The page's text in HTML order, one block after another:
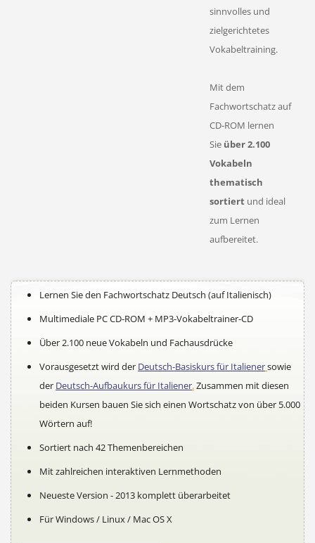
sinnvolles und
zielgerichtetes
Vokabeltraining.
Mit dem
Fachwortschatz auf
CD-ROM lernen
Sie über 2.100
Vokabeln
thematisch
sortiertund ideal
zum Lernen
aufbereitet.
Lernen Sie den Fachwortschatz Deutsch (auf Italienisch)
Multimediale PC CD-ROM + MP3-Vokabeltrainer-CD
Über 2.100 neue Vokabeln und Fachausdrücke
Vorausgesetzt wird der Deutsch-Basiskurs für Italienersowie
der Deutsch-Aufbaukurs für Italiener.Zusammen mit diesen
beiden Kursen bauen Sie sich einen Wortschatz von über 5.000
Wörtern auf!
Sortiert nach 42 Themenbereichen
Mit zahlreichen interaktiven Lernmethoden
Neueste Version - 2013 komplett überarbeitet
Für Windows / Linux / Mac OS X